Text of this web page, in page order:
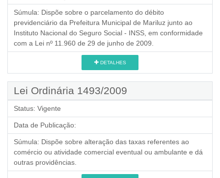
Súmula: Dispõe sobre o parcelamento do débito
previdenciário da Prefeitura Municipal de Mariluz junto ao
Instituto Nacional do Seguro Social - INSS, em conformidade
com a Lei nº 11.960 de 29 de junho de 2009.
DETALHES
Lei Ordinária 1493/2009
Status: Vigente
Data de Publicação:
Súmula: Dispõe sobre alteração das taxas referentes ao
comércio ou atividade comercial eventual ou ambulante e dá
outras providências.